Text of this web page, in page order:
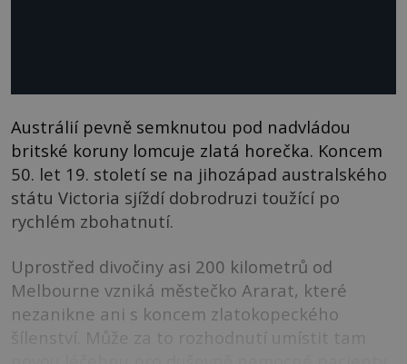
Austrálií pevně semknutou pod nadvládou
britské koruny lomcuje zlatá horečka. Koncem
50. let 19. století se na jihozápad australského
státu Victoria sjíždí dobrodruzi toužící po
rychlém zbohatnutí.
Uprostřed divočiny asi 200 kilometrů od
Melbourne vzniká městečko Ararat, které
nezanikne ani s koncem zlatokopeckého
šílenství. Může za to rozhodnutí umístit tam